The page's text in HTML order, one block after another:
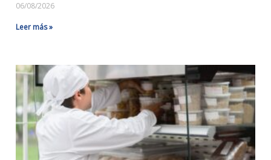
06/08/2026
Leer más »